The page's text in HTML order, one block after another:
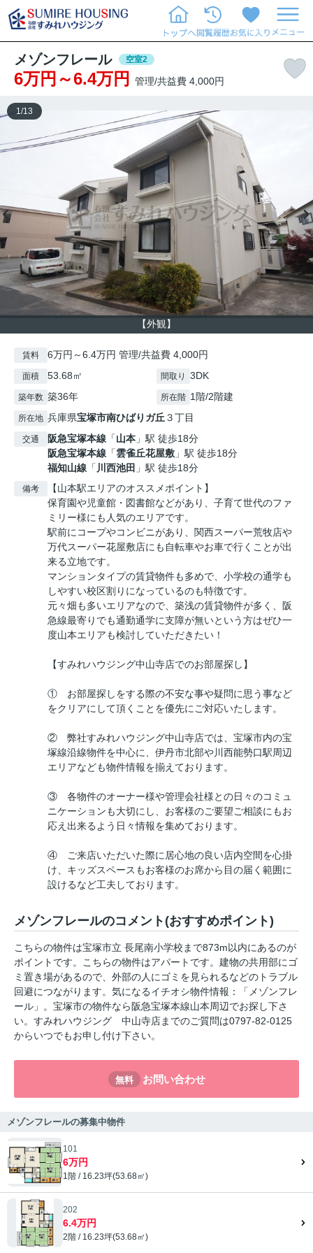
メゾンフレール 空室2
6万円～6.4万円 管理/共益費 4,000円
【外観】
1 /13
賃料 6万円～6.4万円 管理/共益費 4,000円
面積 53.68㎡ 間取り 3DK
築年数 築36年 所在階 1階/2階建
所在地 兵庫県宝塚市南ひばりガ丘 ３丁目
交通 阪急宝塚本線 「山本 」駅 徒歩18分
阪急宝塚本線 「雲雀丘花屋敷 」駅 徒歩18分
福知山線 「 川西池田 」駅 徒歩18分
備考
【山本駅エリアのオススメポイント】
保育園や児童館・図書館などがあり、子育て世代のファ
ミリー様にも人気のエリアです。
駅前にコープやコンビニがあり、関西スーパー荒牧店や
万代スーパー花屋敷店にも自転車やお車で行くことが出
来る立地です。
マンションタイプの賃貸物件も多めで、小学校の通学も
しやすい校区割りになっているのも特徴です。
元々畑も多いエリアなので、築浅の賃貸物件が多く、阪
急線最寄りでも通勤通学に支障が無いという方はぜひ一
度山本エリアも検討していただきたい！
【すみれハウジング中山寺店でのお部屋探し】
① お部屋探しをする際の不安な事や疑問に思う事など
をクリアにして頂くことを優先にご対応いたします。
② 弊社すみれハウジング中山寺店では、宝塚市内の宝
塚線沿線物件を中心に、伊丹市北部や川西能勢口駅周辺
エリアなども物件情報を揃えております。
③ 各物件のオーナー様や管理会社様との日々のコミュ
ニケーションも大切にし、お客様のご要望ご相談にもお
応え出来るよう日々情報を集めております。
④ ご来店いただいた際に居心地の良い店内空間を心掛
け、キッズスペースもお客様のお席から目の届く範囲に
設けるなど工夫しております。
メゾンフレールのコメント(おすすめポイント)
こちらの物件は宝塚市立 長尾南小学校まで873m以内にあるのが
ポイントです。こちらの物件はアパートです。建物の共用部にゴ
ミ置き場があるので、外部の人にゴミを見られるなどのトラブル
回避につながります。気になるイチオシ物件情報：「メゾンフレ
ール」。宝塚市の物件なら阪急宝塚本線山本周辺でお探し下さ
い。すみれハウジング 中山寺店までのご質問は0797-82-0125
からいつでもお申し付け下さい。
無料 お問い合わせ
メゾンフレールの募集中物件
101
6万円
1階 / 16.23坪(53.68㎡)
202
6.4万円
2階 / 16.23坪(53.68㎡)